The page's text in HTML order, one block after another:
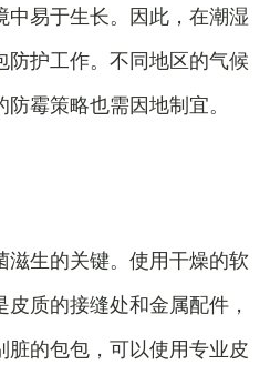
易于生长。因此，在潮湿
护工作。不同地区的气候
霉策略也需因地制宜。
滋生的关键。使用干燥的软
质的接缝处和金属配件，
的包包，可以使用专业皮